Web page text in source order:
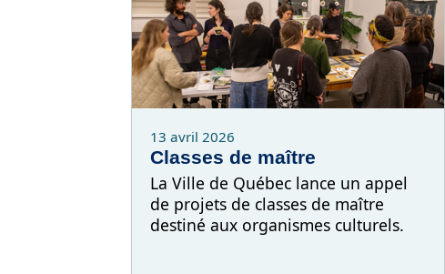
13 avril 2026
Classes de maître
La Ville de Québec lance un appel
de projets de classes de maître
destiné aux organismes culturels.